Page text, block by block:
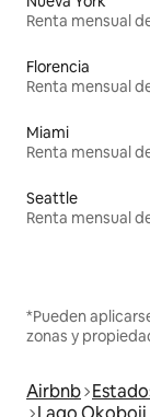
Florencia
Miami
Seattle
*Pueden
zonas y
Airbnb